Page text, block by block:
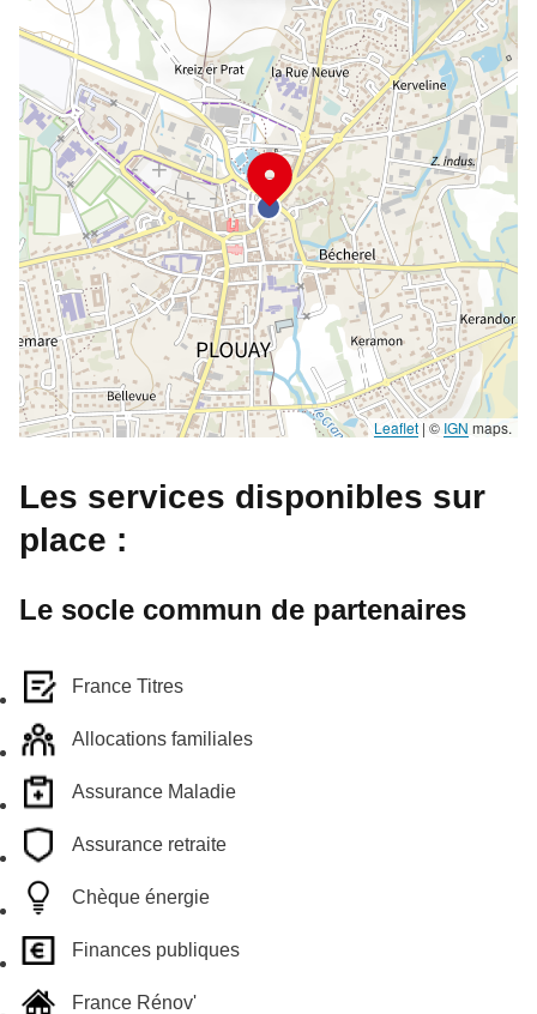
Leaflet | © IGN maps.
Les services disponibles sur
place :
Le socle commun de partenaires
France Titres
Allocations familiales
Assurance Maladie
Assurance retraite
Chèque énergie
Finances publiques
France Rénov'